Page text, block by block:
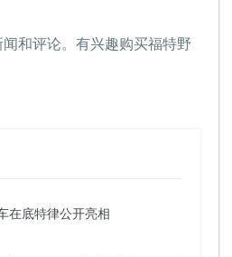
和评论。 有兴趣购买福特野
在底特律公开亮相